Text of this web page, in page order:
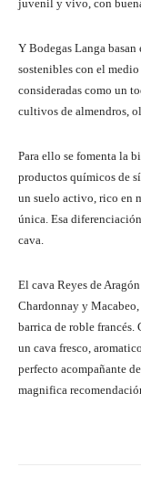
juvenil y vivo, con
Y Bodegas Langa
sostenibles con el
consideradas como un
cultivos de almendros,
Para ello se fomenta la
productos químicos de
un suelo activo, rico en
única. Esa
cava.
El cava Reyes de
Chardonnay y
barrica de roble francés.
un cava fresco,
perfecto acompañante
magnifica